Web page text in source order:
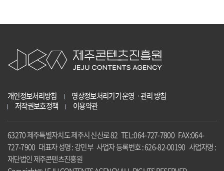
개인정보처리방침
영상정보처리기기 운영ㆍ관리 방침
저작권보호정책
이용약관
63270 제주특별자치도 제주시 신산로 82 TEL:064-727-7800 FAX:064-
727-7900 대표자 성명 : 강민부 사업자 등록번호 : 626-82-00190 사업자명 :
재단법인 제주콘텐츠진흥원